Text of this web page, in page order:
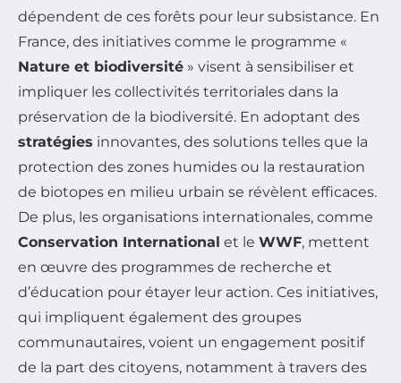
dépendent de ces forêts pour leur subsistance. En
France, des initiatives comme le programme «
Nature et biodiversité » visent à sensibiliser et
impliquer les collectivités territoriales dans la
préservation de la biodiversité. En adoptant des
stratégies innovantes, des solutions telles que la
protection des zones humides ou la restauration
de biotopes en milieu urbain se révèlent efficaces.
De plus, les organisations internationales, comme
Conservation International et le WWF, mettent
en œuvre des programmes de recherche et
d’éducation pour étayer leur action. Ces initiatives,
qui impliquent également des groupes
communautaires, voient un engagement positif
de la part des citoyens, notamment à travers des